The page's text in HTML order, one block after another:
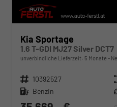
Kia Sportage
1.6 T-GDI MJ27 Silver DCT7
unverbindliche Lieferzeit: 5 Monate
Fahrzeugnr. 10392527
Kraftstoff Benzin